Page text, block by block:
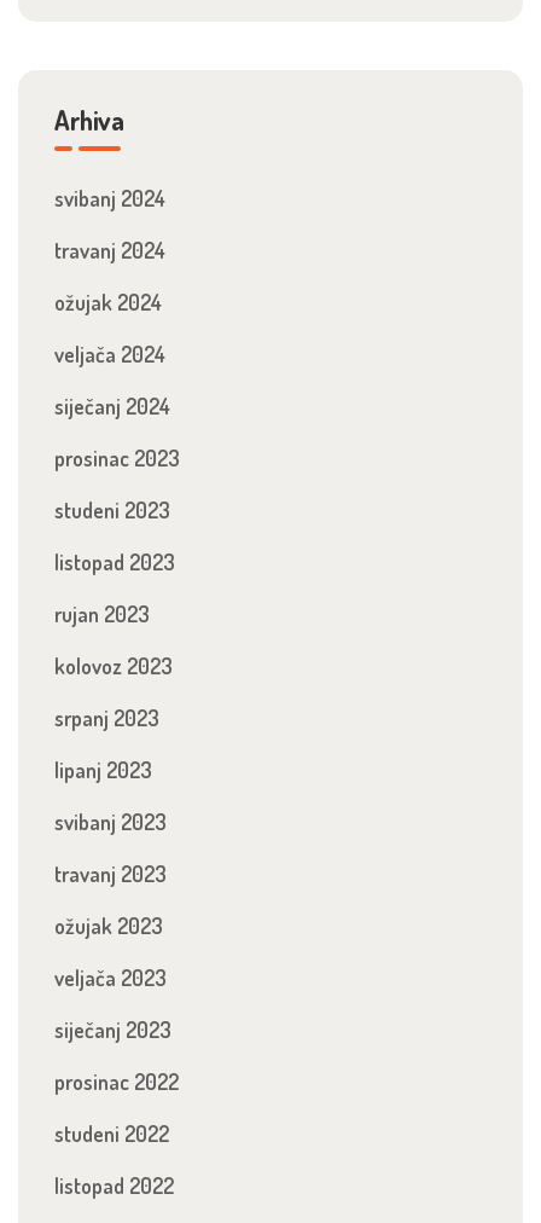
Arhiva
svibanj 2024
travanj 2024
ožujak 2024
veljača 2024
siječanj 2024
prosinac 2023
studeni 2023
listopad 2023
rujan 2023
kolovoz 2023
srpanj 2023
lipanj 2023
svibanj 2023
travanj 2023
ožujak 2023
veljača 2023
siječanj 2023
prosinac 2022
studeni 2022
listopad 2022